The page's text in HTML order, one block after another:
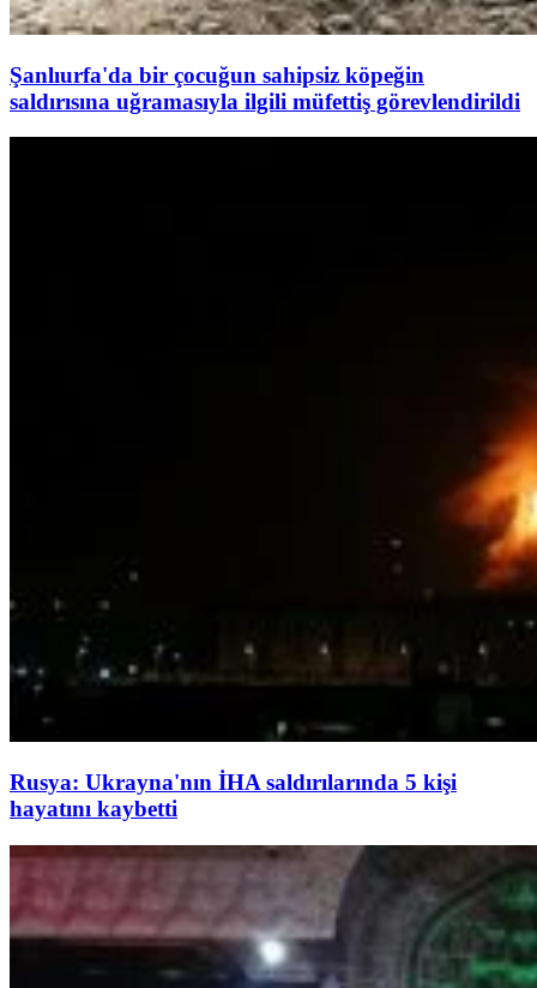
Şanlıurfa'da bir çocuğun sahipsiz köpeğin
saldırısına uğramasıyla ilgili müfettiş görevlendirildi
Rusya: Ukrayna'nın İHA saldırılarında 5 kişi
hayatını kaybetti